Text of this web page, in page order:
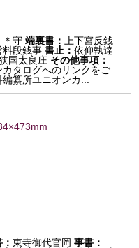
＊守 端裏書：
上下宮反銭
料段銭事 書止：依仰執達
国太良庄 その他事項：
カタログへのリンクをご
編纂所ユニオンカ...
：東寺御代官岡 事書：